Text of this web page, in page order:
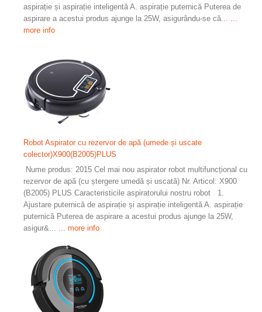
aspirație și aspirație inteligentă A. aspirație puternică Puterea de
aspirare a acestui produs ajunge la 25W, asigurându-se că...
more info
Robot Aspirator cu rezervor de apă (umede și uscate
colector)X900(B2005)PLUS
Nume produs: 2015 Cel mai nou aspirator robot multifuncțional cu
rezervor de apă (cu ștergere umedă și uscată) Nr. Articol: X900
(B2005) PLUS Caracteristicile aspiratorului nostru robot 1.
Ajustare puternică de aspirație și aspirație inteligentă A. aspirație
puternică Puterea de aspirare a acestui produs ajunge la 25W,
asigur&...
... more info